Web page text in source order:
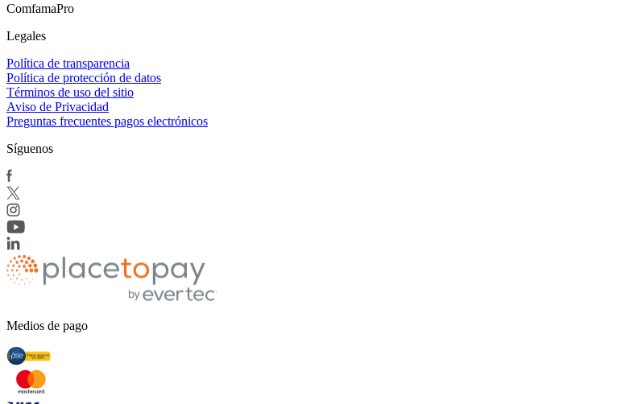
ComfamaPro
Legales
Política de transparencia
Política de protección de datos
Términos de uso del sitio
Aviso de Privacidad
Preguntas frecuentes pagos electrónicos
Síguenos
Medios de pago